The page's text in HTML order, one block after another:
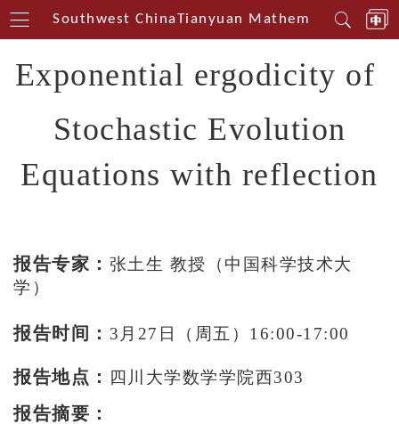
Southwest ChinaTianyuan Mathematical
Exponential ergodicity of
Stochastic Evolution
Equations with reflection
报告专家： 张土生 教授（中国科学技术大
学）
报告时间： 3月27日（周五）16:00-17:00
报告地点： 四川大学数学学院西303
报告摘要：